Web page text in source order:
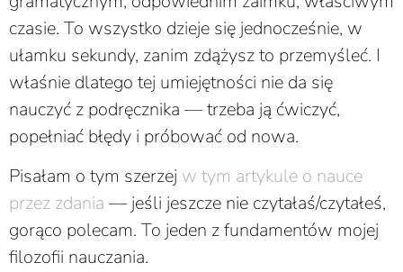
czasie. To wszystko dzieje się jednocześnie, w
ułamku sekundy, zanim zdążysz to przemyśleć. I
właśnie dlatego tej umiejętności nie da się
nauczyć z podręcznika — trzeba ją ćwiczyć,
popełniać błędy i próbować od nowa.
Pisałam o tym szerzej w tym artykule o nauce
przez zdania — jeśli jeszcze nie czytałaś/czytałeś,
gorąco polecam. To jeden z fundamentów mojej
filozofii nauczania.